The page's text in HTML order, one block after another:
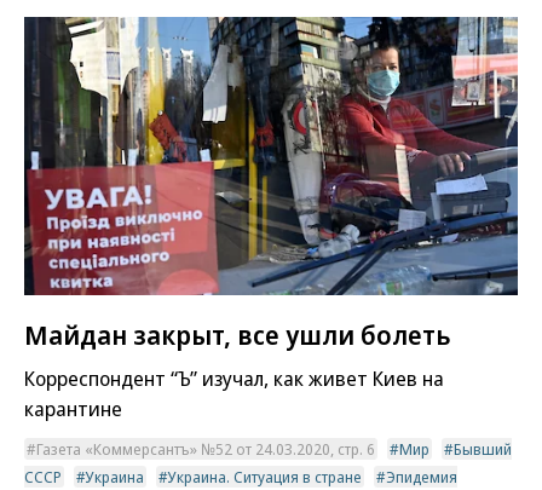
Майдан закрыт, все ушли болеть
Корреспондент “Ъ” изучал, как живет Киев на
карантине
Газета «Коммерсантъ» №52 от 24.03.2020, стр. 6 Мир
Бывший
СССР
Украина Украина. Ситуация в стране
Эпидемия